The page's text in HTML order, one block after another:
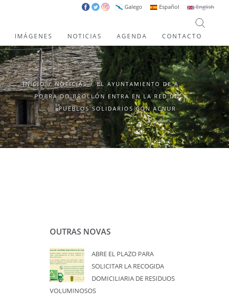
Galego Español English
IMÁGENES NOTICIAS AGENDA CONTACTO
INICIO / NOTICIAS / EL AYUNTAMIENTO DE A
POBRA DO BROLLÓN ENTRA EN LA RED DE
PUEBLOS SOLIDARIOS CON ACNUR
OUTRAS NOVAS
ABRE EL PLAZO PARA
SOLICITAR LA RECOGIDA
DOMICILIARIA DE RESIDUOS
VOLUMINOSOS